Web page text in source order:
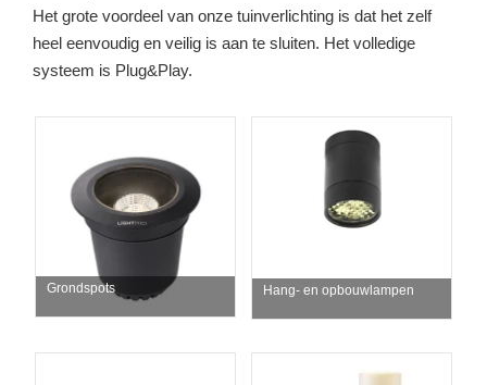
Het grote voordeel van onze tuinverlichting is dat het zelf
heel eenvoudig en veilig is aan te sluiten. Het volledige
systeem is Plug&Play.
Grondspots Hang- en opbouwlampen